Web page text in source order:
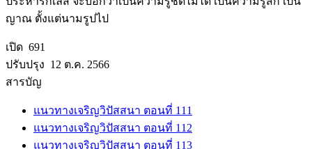
ญาณ ตั้งแต่นามรูปไป
เปิด 691
ปรับปรุง 12 ต.ค. 2566
สารบัญ
แนวทางเจริญวิปัสสนา ตอนที่ 111
แนวทางเจริญวิปัสสนา ตอนที่ 112
แนวทางเจริญวิปัสสนา ตอนที่ 113